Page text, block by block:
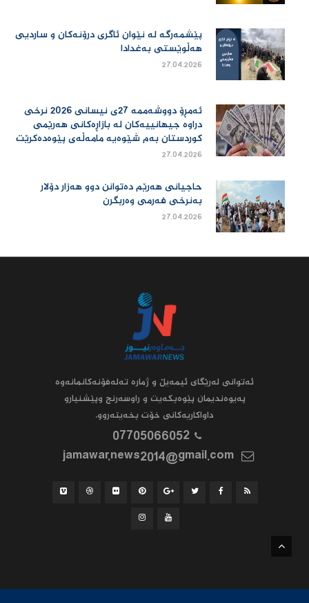
پێشمەرگە لە نێوان ئاگری درۆنەکان و ساردیی
هەڵوێستی بەغدادا
27.04.2026
ئەمڕۆ دووشەممە 27ی نیسانی 2026 نرخی
دراوە جیهانییەكان لە بازاڕەكانی هەرێمی
كوردستان بەم شێوەیە مامەڵەی پێوەدەكرێت
27.04.2026
حاجیانی هەرێم دەتوانن دوو هەزار دۆلار
بەنرخی فەرمی وەربگرن
27.04.2026
ئه‌توانى له‌رێگاى ئیمه‌یڵ و ژماره‌ ته‌له‌فۆنه‌کانمانه‌وه‌
په‌یوه‌ندیمان پێوه‌بکه‌یت و راوسه‌رنج وپێشنیارو
داواکاریه‌کانى خۆت بخه‌یته‌روو.
07705066052
jamawar.news2014@gmail.com